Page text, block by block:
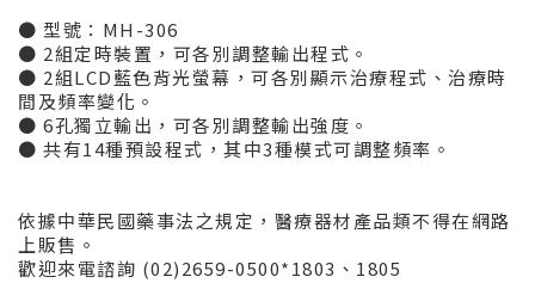
● 型號：MH-306
● 2組定時裝置，可各別調整輸出程式。
● 2組LCD藍色背光螢幕，可各別顯示治療程式、治療時
間及頻率變化。
● 6孔獨立輸出，可各別調整輸出強度。
● 共有14種預設程式，其中3種模式可調整頻率。
依據中華民國藥事法之規定，醫療器材產品類不得在網路
上販售。
歡迎來電諮詢 (02)2659-0500*1803、1805